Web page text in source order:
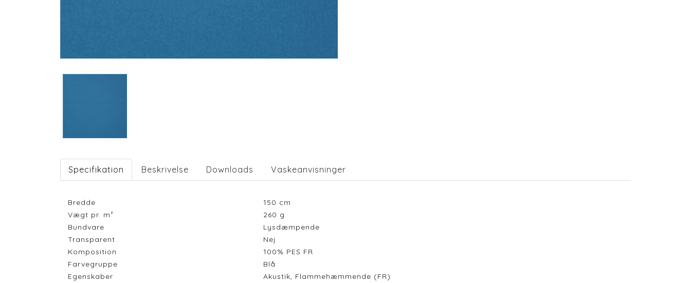
Specifikation Beskrivelse Downloads Vaskeanvisninger
Bredde 150 cm
Vægt pr. m²
260 g
Bundvare
Lysdæmpende
Transparent
Nej
Komposition
100% PES FR
Farvegruppe
Blå
Egenskaber
Akustik, Flammehæmmende (FR)